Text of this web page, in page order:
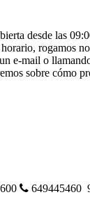
desde las
rogamos
e-mail o
sobre cómo
649445460